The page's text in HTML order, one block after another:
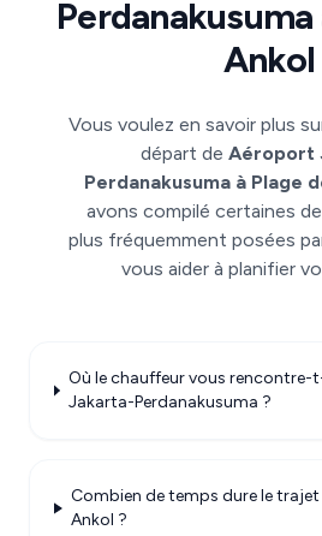
Perdanakusuma
Ankol
Vous voulez en savoir plus
départ de Aéroport
Perdanakusuma à Plage
avons compilé certaines
plus fréquemment posées
vous aider à planifier
Où le chauffeur vous rencontre-
Jakarta-Perdanakusuma ?
Combien de temps dure le trajet
Ankol ?